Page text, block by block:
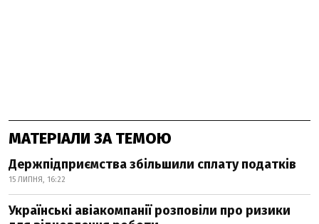
МАТЕРІАЛИ ЗА ТЕМОЮ
Держпідприємства збільшили сплату податків
15 ЛИПНЯ, 16:22
Українські авіакомпанії розповіли про ризики